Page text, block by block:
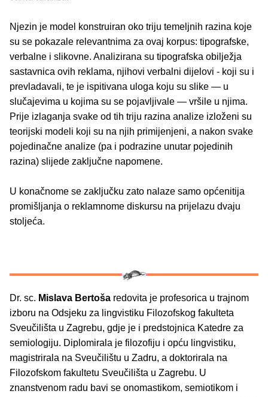
Njezin je model konstruiran oko triju temeljnih razina koje
su se pokazale relevantnima za ovaj korpus: tipografske,
verbalne i slikovne. Analizirana su tipografska obilježja
sastavnica ovih reklama, njihovi verbalni dijelovi - koji su i
prevladavali, te je ispitivana uloga koju su slike — u
slučajevima u kojima su se pojavljivale — vršile u njima.
Prije izlaganja svake od tih triju razina analize izloženi su
teorijski modeli koji su na njih primijenjeni, a nakon svake
pojedinačne analize (pa i podrazine unutar pojedinih
razina) slijede zaključne napomene.
U konačnome se zaključku zato nalaze samo općenitija
promišljanja o reklamnome diskursu na prijelazu dvaju
stoljeća.
Dr. sc. Mislava Bertoša redovita je profesorica u trajnom
izboru na Odsjeku za lingvistiku Filozofskog fakulteta
Sveučilišta u Zagrebu, gdje je i predstojnica Katedre za
semiologiju. Diplomirala je filozofiju i opću lingvistiku,
magistrirala na Sveučilištu u Zadru, a doktorirala na
Filozofskom fakultetu Sveučilišta u Zagrebu. U
znanstvenom radu bavi se onomastikom, semiotikom i